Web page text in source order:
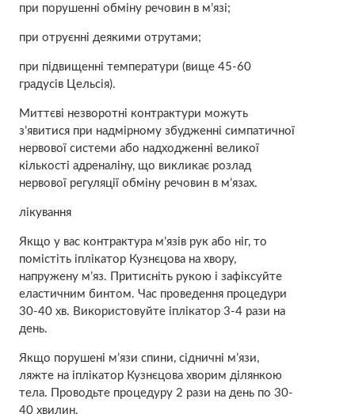
при порушенні обміну речовин в м’язі;
при отруєнні деякими отрутами;
при підвищенні температури (вище 45-60
градусів Цельсія).
Миттєві незворотні контрактури можуть
з’явитися при надмірному збудженні симпатичної
нервової системи або надходженні великої
кількості адреналіну, що викликає розлад
нервової регуляції обміну речовин в м’язах.
лікування
Якщо у вас контрактура м’язів рук або ніг, то
помістіть іплікатор Кузнєцова на хвору,
напружену м’яз. Притисніть рукою і зафіксуйте
еластичним бинтом. Час проведення процедури
30-40 хв. Використовуйте іплікатор 3-4 рази на
день.
Якщо порушені м’язи спини, сідничні м’язи,
ляжте на іплікатор Кузнєцова хворим ділянкою
тела. Проводьте процедуру 2 рази на день по 30-
40 хвилин.